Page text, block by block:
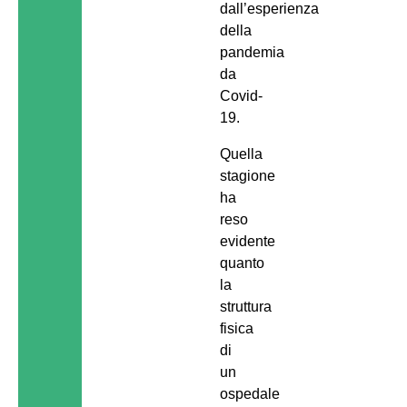
dall’esperienza
della
pandemia
da
Covid-
19.
Quella
stagione
ha
reso
evidente
quanto
la
struttura
fisica
di
un
ospedale